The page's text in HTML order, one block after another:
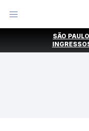
SÃO